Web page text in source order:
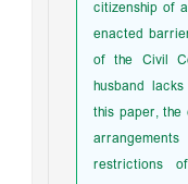
citizenship of
enacted
of the Civil
husband
this paper,
restrictions